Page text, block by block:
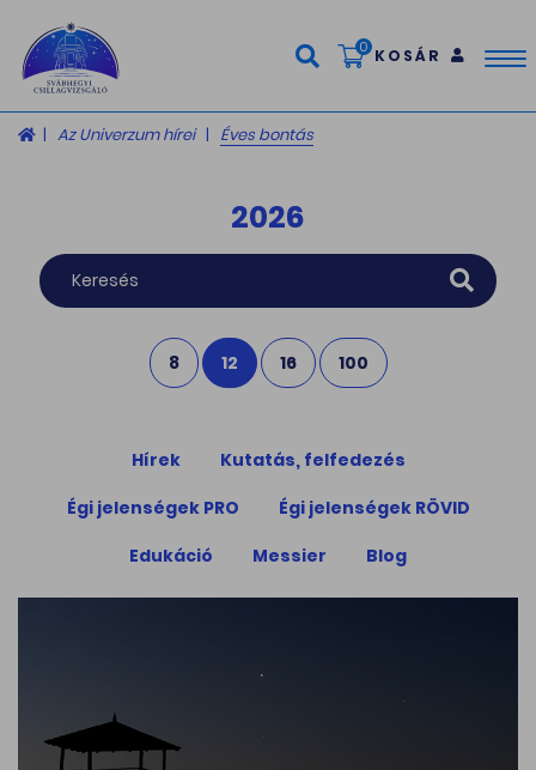
0 KOSÁR
Az Univerzum hírei Éves bontás
2026
8 12 16 100
Hírek
Kutatás, felfedezés
Égi jelenségek PRO
Égi jelenségek RÖVID
Edukáció
Messier Blog